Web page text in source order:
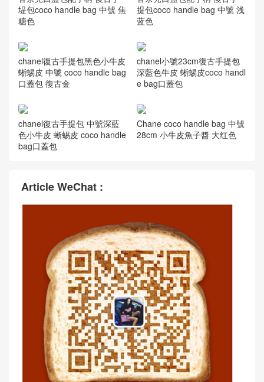
小香口蓋包配手柄 coco handl
e bag 中號 孔雀綠色 復古手
堤包
小香口蓋包配手柄 coco handl
e bag 中號 粉色手堤包
香奈兒口蓋包配手柄 復古手
堤包coco handle bag 中號 焦
糖色
香奈兒口蓋包配手柄 復古手
提包coco handle bag 中號 浅
chanel復古手提包黑色小牛皮
蜥蜴皮 中號 coco handle bag
口蓋包 復古金
chanel小號23cm復古手提包
深藍色牛皮 蜥蜴皮coco handl
chanel復古手提包 中號深藍
色小牛皮 蜥蜴皮 coco handle
28cm 小牛皮魚子醬 大红色
Article WeChat :